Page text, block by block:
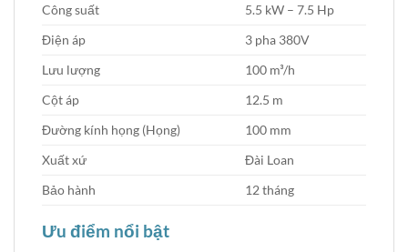
Công suất
5.5 kW – 7.5 Hp
Điện áp
3 pha 380V
Lưu lượng
100 m³/h
Cột áp
12.5 m
Đường kính họng (Họng)
100 mm
Xuất xứ
Đài Loan
Bảo hành
12 tháng
Ưu điểm nổi bật